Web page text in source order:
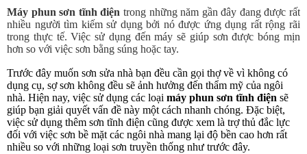
Máy phun sơn tĩnh điện trong những năm gần đây đang được rất
nhiều người tìm kiếm sử dụng bởi nó được ứng dụng rất rộng rãi
trong thực tế. Việc sử dụng đến máy sẽ giúp sơn được bóng mịn
hơn so với việc sơn bằng súng hoặc tay.
Trước đây muốn sơn sửa nhà bạn đều cần gọi thợ về vì không có
dụng cụ, sợ sơn không đều sẽ ảnh hưởng đến thẩm mỹ của ngôi
nhà. Hiện nay, việc sử dụng các loại máy phun sơn tĩnh điện sẽ
giúp bạn giải quyết vấn đề này một cách nhanh chóng. Đặc biệt,
việc sử dụng thêm sơn tĩnh điện cũng được xem là trợ thủ đắc lực
đối với việc sơn bề mặt các ngôi nhà mang lại độ bền cao hơn rất
nhiều so với những loại sơn truyền thống như trước đây.